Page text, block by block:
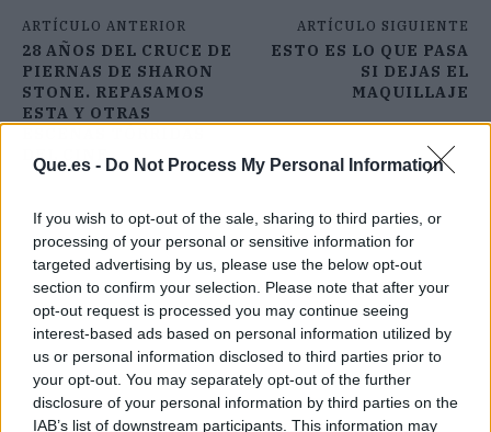
Que.es - Do Not Process My Personal Information
If you wish to opt-out of the sale, sharing to third parties, or
processing of your personal or sensitive information for
targeted advertising by us, please use the below opt-out
section to confirm your selection. Please note that after your
opt-out request is processed you may continue seeing
interest-based ads based on personal information utilized by
us or personal information disclosed to third parties prior to
your opt-out. You may separately opt-out of the further
disclosure of your personal information by third parties on the
IAB’s list of downstream participants. This information may
ARTÍCULO ANTERIOR
28 AÑOS DEL CRUCE DE
PIERNAS DE SHARON
STONE. REPASAMOS
ESTA Y OTRAS
DEL CINE
ARTÍCULO SIGUIENTE
ESTO ES LO QUE PASA
SI DEJAS EL
MAQUILLAJE